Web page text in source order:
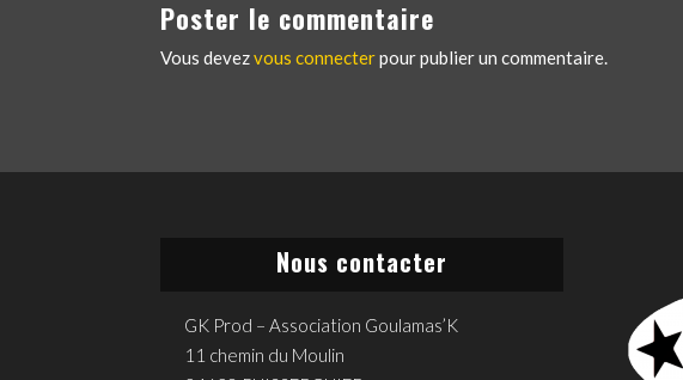
Poster le commentaire
Vous devezvous connecterpour publier un commentaire.
Nous contacter
GK Prod – Association Goulamas’K
11 chemin du Moulin